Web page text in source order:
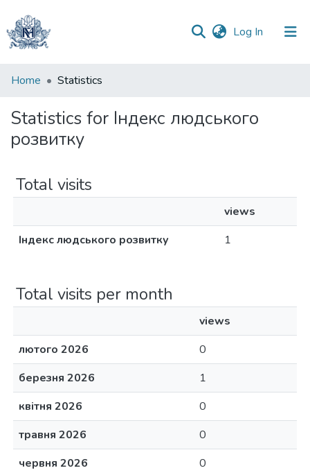
Log In (current)
Communities
Collections
All of DSpace
Home Statistics
Statistics for Індекс людського
розвитку
Total visits
views
Індекс людського розвитку
1
Total visits per month
views
лютого 2026
0
березня 2026
1
квітня 2026
0
травня 2026
0
червня 2026
0